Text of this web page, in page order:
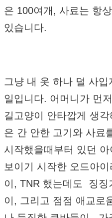
은 100여개, 사료는 항
있습니다.
그냥 내 옷 하나 덜 사
일입니다. 어머니가 먼
길고양이 안타깝게 생
은 간 안한 고기와 사료
시작했을때부터 있던
보이기 시작한 오드아
이, TNR 했는데도 징징
이, 그리고 점점 애교로